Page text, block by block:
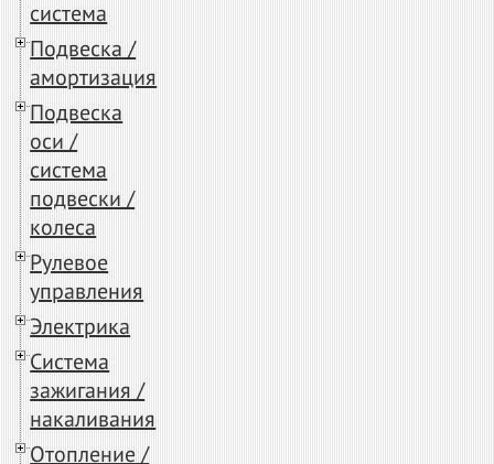
система
Подвеска /
амортизация
Подвеска
оси /
система
подвески /
колеса
Рулевое
управления
Электрика
Система
зажигания /
накаливания
Отопление /